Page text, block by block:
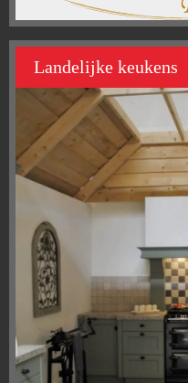
Landelijke keukens